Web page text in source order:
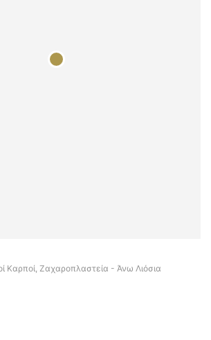
Καρποί, Ζαχαροπλαστεία - Άνω Λιόσια